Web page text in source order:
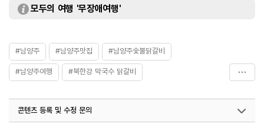
모두의 여행 '무장애여행'
#남양주 #남양주맛집 #남양주숯불닭갈비
#남양주여행 #북한강 막국수 닭갈비
콘텐츠 등록 및 수정 문의